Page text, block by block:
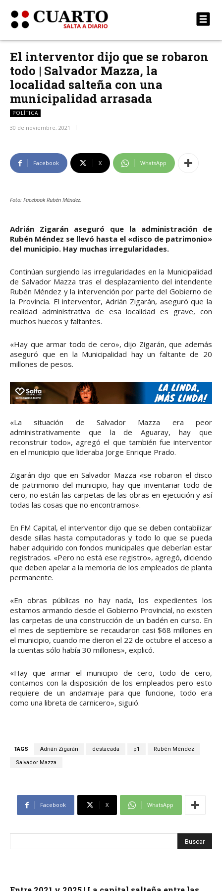
El interventor dijo que se robaron
todo | Salvador Mazza, la
localidad salteña con una
municipalidad arrasada
POLÍTICA
30 de noviembre, 2021
Facebook X WhatsApp
Foto: Facebook Rubén Méndez.
Adrián Zigarán aseguró que la administración de
Rubén Méndez se llevó hasta el «disco de patrimonio»
del municipio. Hay muchas irregularidades.
Continúan surgiendo las irregularidades en la Municipalidad
de Salvador Mazza tras el desplazamiento del intendente
Rubén Méndez y la intervención por parte del Gobierno de
la Provincia. El interventor, Adrián Zigarán, aseguró que la
realidad administrativa de esa localidad es grave, con
muchos huecos y faltantes.
«Hay que armar todo de cero», dijo Zigarán, que además
aseguró que en la Municipalidad hay un faltante de 20
millones de pesos.
«La situación de Salvador Mazza era peor
administrativamente que la de Aguaray, hay que
reconstruir todo», agregó el que también fue interventor
en el municipio que lideraba Jorge Enrique Prado.
Zigarán dijo que en Salvador Mazza «se robaron el disco
de patrimonio del municipio, hay que inventariar todo de
cero, no están las carpetas de las obras en ejecución y así
todas las cosas que no encontramos».
En FM Capital, el interventor dijo que se deben contabilizar
desde sillas hasta computadoras y todo lo que se pueda
haber adquirido con fondos municipales que deberían estar
registrados. «Pero no está ese registro», agregó, diciendo
que deben apelar a la memoria de los empleados de planta
permanente.
«En obras públicas no hay nada, los expedientes los
estamos armando desde el Gobierno Provincial, no existen
las carpetas de una construcción de un badén en curso. En
el mes de septiembre se recaudaron casi $68 millones en
el municipio, cuando me dieron el 22 de octubre el acceso a
la cuentas sólo había 30 millones», explicó.
«Hay que armar el municipio de cero, todo de cero,
contamos con la disposición de los empleados pero esto
requiere de un andamiaje para que funcione, todo era
como una libreta de carnicero», siguió.
TAGS Adrián Zigarán destacada p1 Rubén Méndez
Salvador Mazza
Facebook X WhatsApp